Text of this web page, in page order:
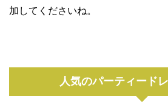
加してくださいね。
人気のパーティード